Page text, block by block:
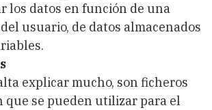
los datos en función de una
usuario, de datos almacenados
explicar mucho, son ficheros
que se pueden utilizar para el